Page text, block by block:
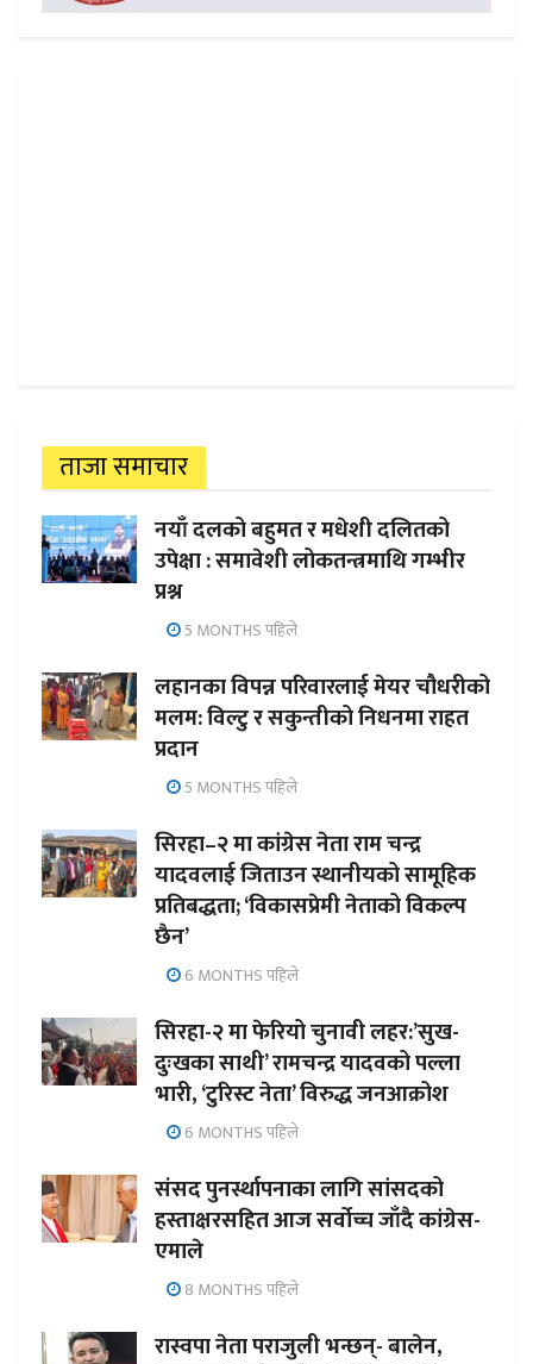
ताजा समाचार
नयाँ दलको बहुमत र मधेशी दलितको
उपेक्षा : समावेशी लोकतन्त्रमाथि गम्भीर
प्रश्न
5 MONTHS पहिले
लहानका विपन्न परिवारलाई मेयर चौधरीको
मलम: विल्टु र सकुन्तीको निधनमा राहत
प्रदान
5 MONTHS पहिले
सिरहा–२ मा कांग्रेस नेता राम चन्द्र
यादवलाई जिताउन स्थानीयको सामूहिक
प्रतिबद्धता; ‘विकासप्रेमी नेताको विकल्प
छैन’
6 MONTHS पहिले
सिरहा-२ मा फेरियो चुनावी लहर:’सुख-
दुःखका साथी’ रामचन्द्र यादवको पल्ला
भारी, ‘टुरिस्ट नेता’ विरुद्ध जनआक्रोश
6 MONTHS पहिले
संसद पुनर्स्थापनाका लागि सांसदको
हस्ताक्षरसहित आज सर्वोच्च जाँदै कांग्रेस-
एमाले
8 MONTHS पहिले
रास्वपा नेता पराजुली भन्छन्- बालेन,